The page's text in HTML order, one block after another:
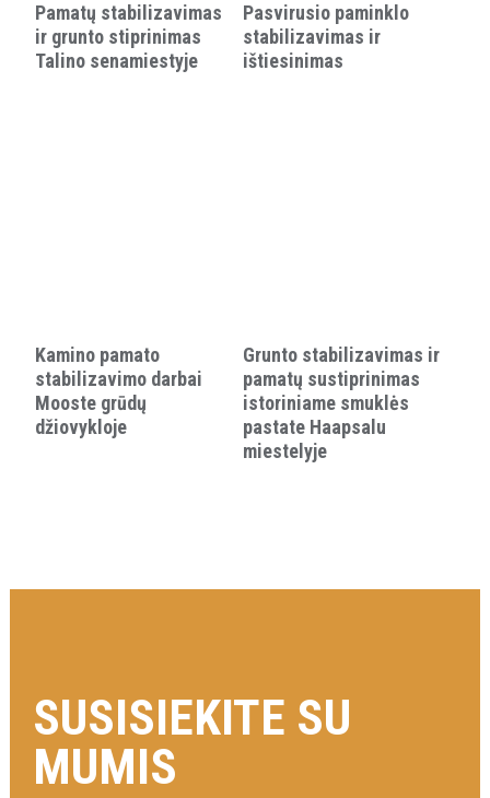
Pamatų stabilizavimas
ir grunto stiprinimas
Talino senamiestyje
Pasvirusio paminklo
stabilizavimas ir
ištiesinimas
Kamino pamato
stabilizavimo darbai
Mooste grūdų
džiovykloje
Grunto stabilizavimas ir
pamatų sustiprinimas
istoriniame smuklės
pastate Haapsalu
miestelyje
SUSISIEKITE SU
MUMIS